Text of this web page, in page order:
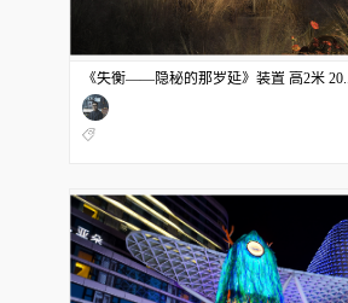
《失衡——隐秘的那罗延》装置 高2米 20...